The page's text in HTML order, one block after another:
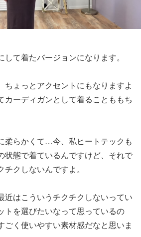
て着たバージョンになります。
ちょっとアクセントにもなりますよ
カーディガンとして着ることももち
柔らかくて…今、私ヒートテックも
状態で着ているんですけど、それで
クしないんですよ。
近はこういうチクチクしないってい
トを選びたいなって思っているの
ごく使いやすい素材感だなと思いま